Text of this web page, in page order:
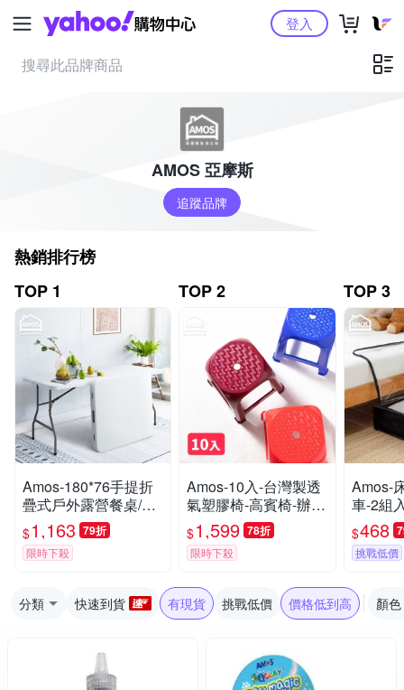
Yahoo購物中心登入
AMOS 亞摩斯
追蹤品牌
熱銷排行榜
TOP 1
Amos-180*76手提折
疊式戶外露營餐桌/會
議桌
$1,163 79折
限時下殺
TOP 2
Amos-10入-台灣製透
氣塑膠椅-高賓椅-辦桌
椅
$1,599 78折
限時下殺
TOP 3
Amos-
車-2組
$468
挑戰低價
分類 快速到貨 有現貨 挑戰低價 價格低到高 顏色